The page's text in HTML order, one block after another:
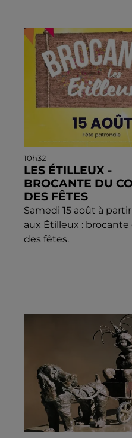
10h32
LES ÉTILLEUX -
BROCANTE DU
DES FÊTES
Samedi 15 août à
aux Étilleux :
des fêtes.